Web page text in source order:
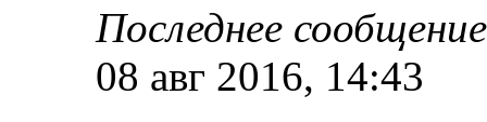
Последнее
08 авг 2016, 14:43